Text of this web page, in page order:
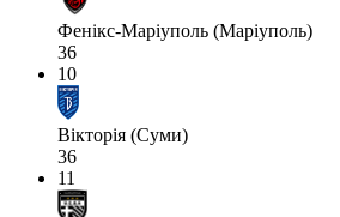
Фенікс-Маріуполь (Маріуполь)
36
10
Вікторія (Суми)
36
11